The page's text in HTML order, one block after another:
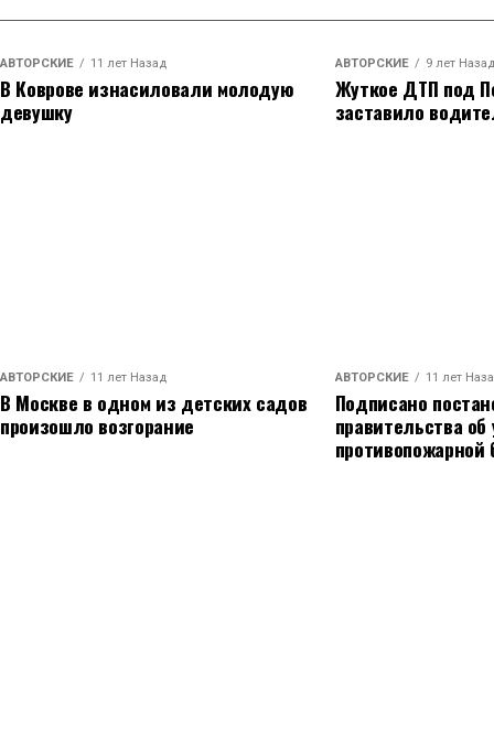
АВТОРСКИЕ 11 лет Назад
В Коврове изнасиловали молодую
девушку
АВТОРСКИЕ 9 лет Назад
Жуткое ДТП под
заставило
АВТОРСКИЕ 11 лет Назад
В Москве в одном из детских садов
произошло возгорание
АВТОРСКИЕ 11 лет
Подписано
правительства
противопожарной